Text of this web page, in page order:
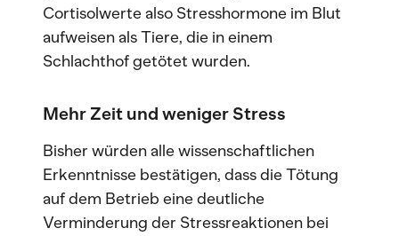
Cortisolwerte also Stresshormone im Blut
aufweisen als Tiere, die in einem
Schlachthof getötet wurden.
Mehr Zeit und weniger Stress
Bisher würden alle wissenschaftlichen
Erkenntnisse bestätigen, dass die Tötung
auf dem Betrieb eine deutliche
Verminderung der Stressreaktionen bei